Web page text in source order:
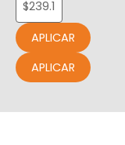
APLICAR
APLICAR